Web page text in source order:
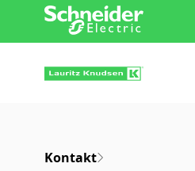
Kontakt